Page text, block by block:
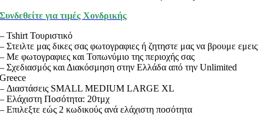
Συνδεθείτε για τιμές Χονδρικής
– Tshirt Τουριστικό
– Στειλτε μας δικες σας φωτογραφιες ή ζητηστε μας να βρουμε εμεις
– Με φωτογραφιες και Τοπωνύμιο της περιοχής σας
– Σχεδιασμός και Διακόσμηση στην Ελλάδα από την Unlimited
Greece
– Διαστάσεις SMALL MEDIUM LARGE XL
– Ελάχιστη Ποσότητα: 20τμχ
– Επιλεξτε εώς 2 κωδικούς ανά ελάχιστη ποσότητα